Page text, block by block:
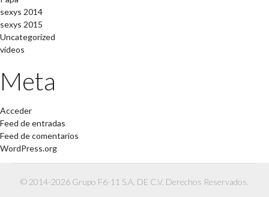
sexys 2014
sexys 2015
Uncategorized
videos
Meta
Acceder
Feed de entradas
Feed de comentarios
WordPress.org
© 2014-2026 Grupo F6-11 S.A. DE C.V. Derechos Reservados.